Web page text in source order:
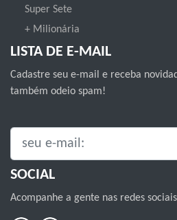
Super Sete
+ Milionária
LISTA DE E-MAIL
Cadastre seu e-mail e receba
também odeio spam!
SEU E-MAIL:
SOCIAL
Acompanhe a gente nas redes sociais